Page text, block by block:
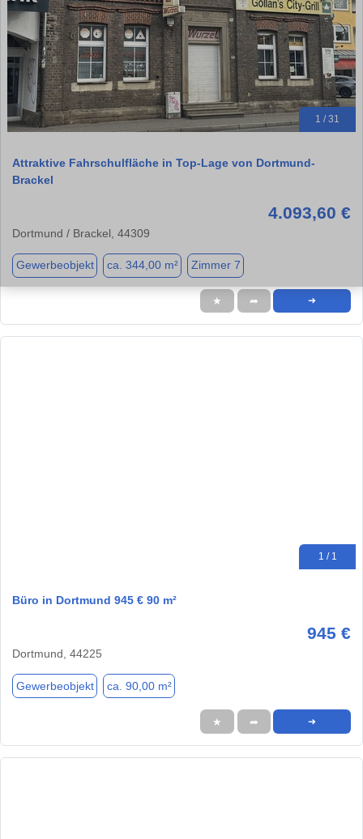
1 / 31
Attraktive Fahrschulfläche in Top-Lage von Dortmund-
Brackel
4.093,60 €
Dortmund / Brackel, 44309
Gewerbeobjekt ca. 344,00 m² Zimmer 7
★ ➦ ➜
1 / 1
Büro in Dortmund 945 € 90 m²
945 €
Dortmund, 44225
Gewerbeobjekt ca. 90,00 m²
★ ➦ ➜